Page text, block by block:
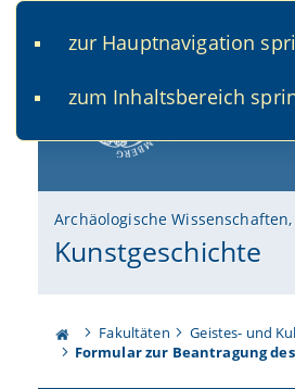
zur Hauptnavigation
zum Inhaltsbereich
Archäologische
Kunstgeschichte
Fakultäten Geistes- und
Formular zur Beantragung